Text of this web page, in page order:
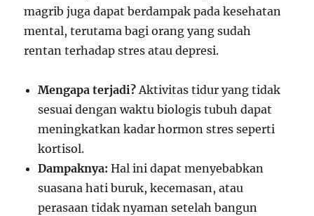
magrib juga dapat berdampak pada kesehatan
mental, terutama bagi orang yang sudah
rentan terhadap stres atau depresi.
Mengapa terjadi?Aktivitas tidur yang tidak
sesuai dengan waktu biologis tubuh dapat
meningkatkan kadar hormon stres seperti
kortisol.
Dampaknya: Hal ini dapat menyebabkan
suasana hati buruk, kecemasan, atau
perasaan tidak nyaman setelah bangun